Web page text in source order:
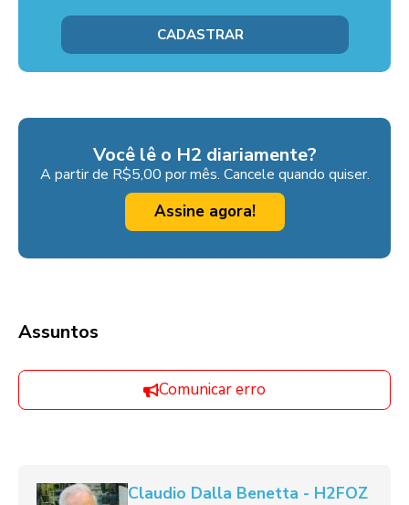
Você lê o H2 diariamente?
A partir de R$5,00 por mês. Cancele quando quiser.
Assine agora!
Assuntos
Comunicar erro
Claudio Dalla Benetta - H2FOZ